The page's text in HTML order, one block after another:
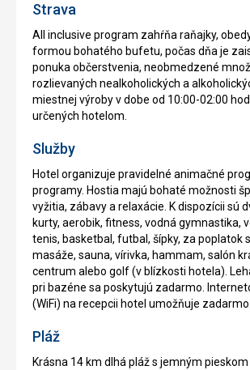
Strava
All inclusive program zahŕňa raňajky,
formou bohatého bufetu, počas dňa je
ponuka občerstvenia, neobmedzené
rozlievaných nealkoholických a
miestnej výroby v dobe od 10:00-02:00
určených hotelom.
Služby
Hotel organizuje pravidelné animačné
programy. Hostia majú bohaté možnosti
vyžitia, zábavy a relaxácie. K dispozícii sú
kurty, aerobik, fitness, vodná gymnastika,
tenis, basketbal, futbal, šípky, za poplatok
masáže, sauna, vírivka, hammam, salón
centrum alebo golf (v blízkosti hotela).
pri bazéne sa poskytujú zadarmo.
(WiFi) na recepcii hotel umožňuje zadarmo.
Pláž
Krásna 14 km dlhá pláž s jemným